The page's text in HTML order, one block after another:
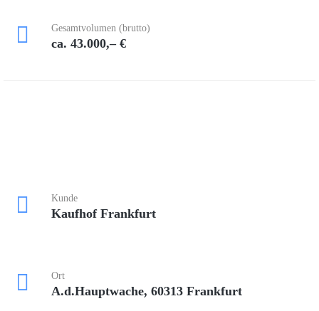
Gesamtvolumen (brutto)
ca. 43.000,– €
Kunde
Kaufhof Frankfurt
Ort
A.d.Hauptwache, 60313 Frankfurt